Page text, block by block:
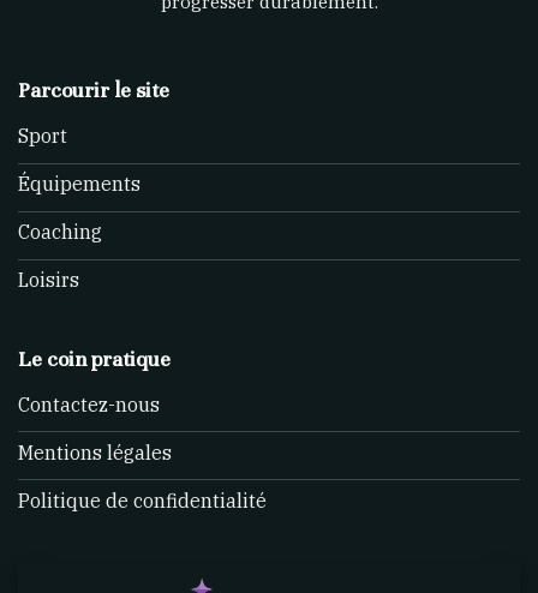
Parcourir le site
Sport
Équipements
Coaching
Loisirs
Le coin pratique
Contactez-nous
Mentions légales
Politique de confidentialité